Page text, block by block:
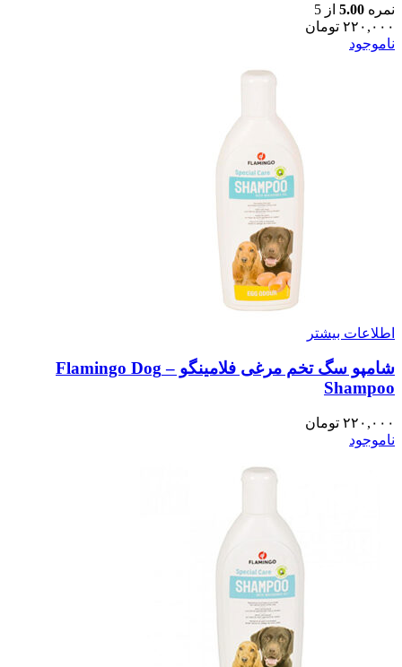
نمره 5.00 از 5
۲۲۰,۰۰۰ تومان
ناموجود
اطلاعات بیشتر
شامپو سگ تخم مرغی فلامینگو – Flamingo Dog
Shampoo
۲۲۰,۰۰۰ تومان
ناموجود